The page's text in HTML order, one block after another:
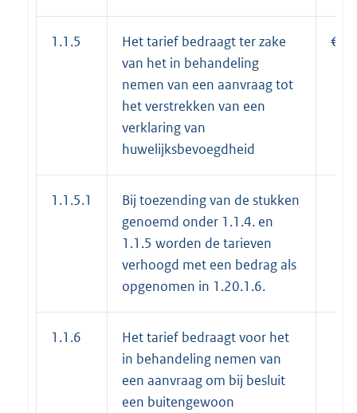
1.1.5
Het tarief bedraagt ter zake
van het in behandeling
nemen van een aanvraag tot
het verstrekken van een
verklaring van
huwelijksbevoegdheid
€
1.1.5.1
Bij toezending van de stukken
genoemd onder 1.1.4. en
1.1.5 worden de tarieven
verhoogd met een bedrag als
opgenomen in 1.20.1.6.
1.1.6
Het tarief bedraagt voor het
in behandeling nemen van
een aanvraag om bij besluit
een buitengewoon